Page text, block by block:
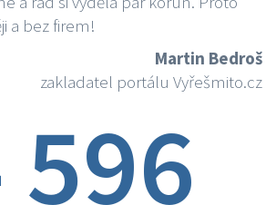
a bez firem!
Martin Bedroš
zakladatel portálu Vyřešmito.cz
596